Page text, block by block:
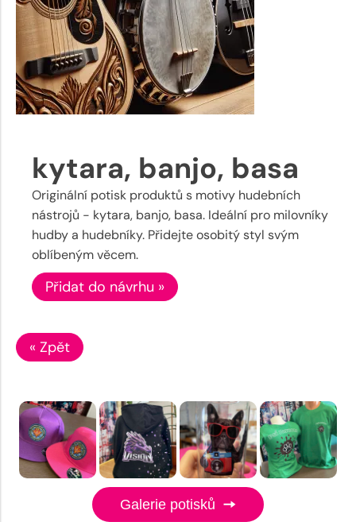
kytara, banjo, basa
Originální potisk produktů s motivy hudebních
nástrojů - kytara, banjo, basa. Ideální pro milovníky
hudby a hudebníky. Přidejte osobitý styl svým
oblíbeným věcem.
Přidat do návrhu »
« Zpět
Galerie potisků